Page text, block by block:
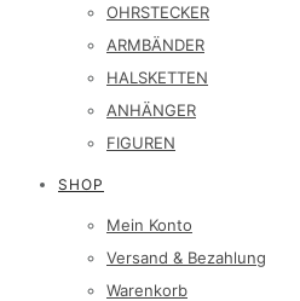
OHRSTECKER
ARMBÄNDER
HALSKETTEN
ANHÄNGER
FIGUREN
SHOP
Mein Konto
Versand & Bezahlung
Warenkorb